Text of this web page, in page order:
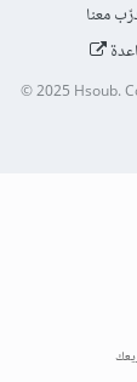
معنا
© 2025Hsoub.